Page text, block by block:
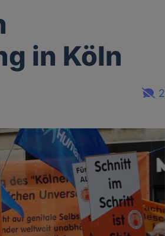
in Köln
2